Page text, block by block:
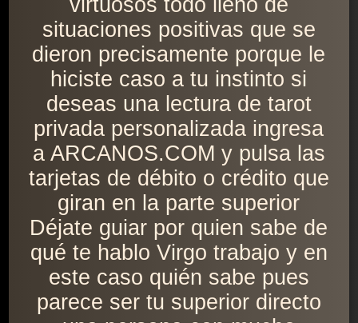
virtuosos todo lleno de
situaciones positivas que se
dieron precisamente porque le
hiciste caso a tu instinto si
deseas una lectura de tarot
privada personalizada ingresa
a ARCANOS.COM y pulsa las
tarjetas de débito o crédito que
giran en la parte superior
Déjate guiar por quien sabe de
qué te hablo Virgo trabajo y en
este caso quién sabe pues
parece ser tu superior directo